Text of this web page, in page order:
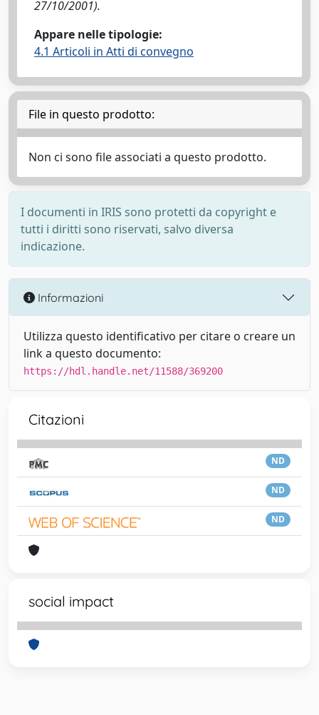
27/10/2001).
Appare nelle tipologie:
4.1 Articoli in Atti di convegno
File in questo prodotto:
Non ci sono file associati a questo prodotto.
I documenti in IRIS sono protetti da copyright e
tutti i diritti sono riservati, salvo diversa
indicazione.
Informazioni
Utilizza questo identificativo per citare o creare un
link a questo documento:
https://hdl.handle.net/11588/369200
Citazioni
ND
ND
ND
social impact